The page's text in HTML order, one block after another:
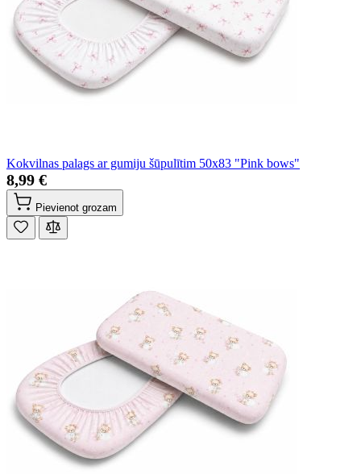
Kokvilnas palags ar gumiju šūpulītim 50x83 "Pink bows"
8,99 €
Pievienot grozam